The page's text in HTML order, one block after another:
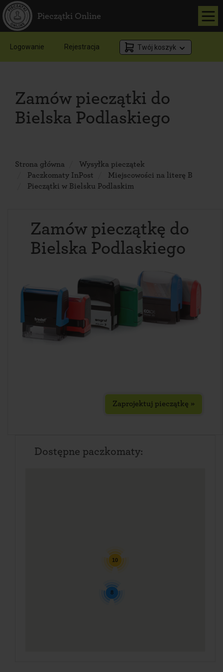
Pieczątki Online
Logowanie Rejestracja Twój koszyk
Zamów pieczątki do
Bielska Podlaskiego
Strona główna
Wysyłka pieczątek
Paczkomaty InPost
Miejscowości na literę B
Pieczątki w Bielsku Podlaskim
Zamów pieczątkę do
Bielska Podlaskiego
Zaprojektuj pieczątkę »
Dostępne paczkomaty:
10
8